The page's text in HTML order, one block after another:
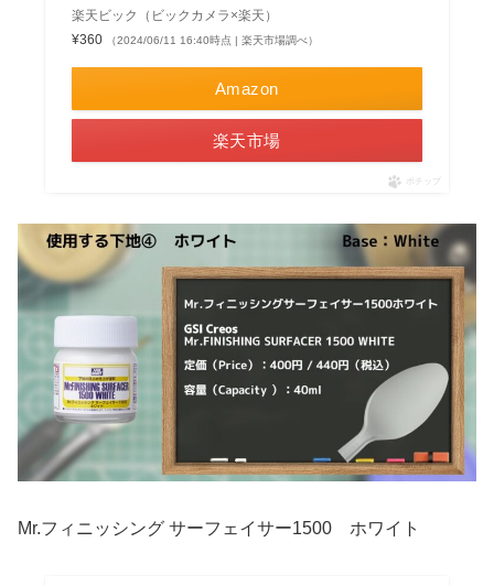
楽天ビック（ビックカメラ×楽天）
¥360
（2024/06/11 16:40時点 | 楽天市場調べ）
Amazon
楽天市場
ポチップ
Mr.フィニッシング サーフェイサー1500 ホワイト